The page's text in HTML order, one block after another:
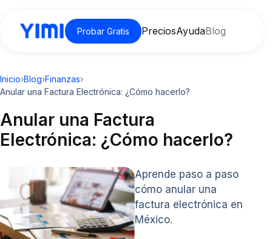
Probar Gratis PreciosAyudaBlog
Inicio›Blog›Finanzas›
Anular una Factura Electrónica: ¿Cómo hacerlo?
Anular una Factura
Electrónica: ¿Cómo hacerlo?
Aprende paso a paso
cómo anular una
factura electrónica en
México.